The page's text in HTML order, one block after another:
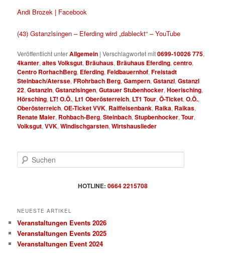
Andi Brozek | Facebook
(43) Gstanzlsingen – Eferding wird „dableckt“ – YouTube
Veröffentlicht unterAllgemein |Verschlagwortet mit0699-10026 775,
4kanter,altes Volksgut, Bräuhaus, Bräuhaus Eferding,centro,
Centro RorhachBerg, Eferding,Feldbauernhof,Freistadt
Steinbach/Atersse,FRohrbach Berg,Gampern,Gstanzl,Gstanzl
22,Gstanzln,Gstanzlsingen,Gutauer Stubenhocker,Hoerisching,
Hörsching, LT! O.Ö., Lt1 Oberösterreich, LT1 Tour,Ö-Ticket,O.Ö.,
Oberösterreich,OE-Ticket VVK, Raiffeisenbank, Raika, Raikas,
Renate Maier, Rohbach-Berg,Steinbach,Stupbenhocker,Tour,
Volksgut,VVK,Windischgarsten,Wirtshauslieder
u
HOTLINE: 0664 2215708
NEUESTE ARTIKEL
Veranstaltungen Events 2026
Veranstaltungen Events 2025
Veranstaltungen Event 2024